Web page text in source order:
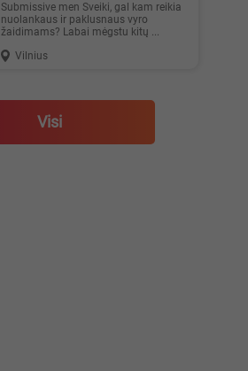
Submissive men Sveiki, gal kam reikia
nuolankaus ir paklusnaus vyro
žaidimams? Labai mėgstu kitų ...
Vilnius
Visi